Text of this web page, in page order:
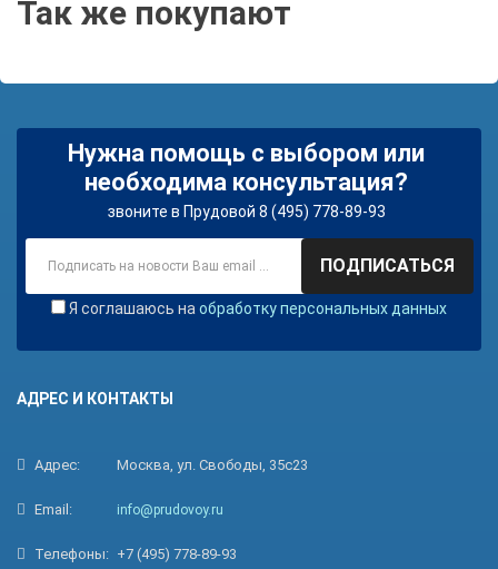
Так же покупают
Нужна помощь с выбором или
необходима консультация?
звоните в Прудовой 8 (495) 778-89-93
ПОДПИСАТЬСЯ
Я соглашаюсь на обработку персональных данных
АДРЕС И КОНТАКТЫ
Адрес: Москва, ул. Свободы, 35с23
Email: info@prudovoy.ru
Телефоны: +7 (495) 778-89-93